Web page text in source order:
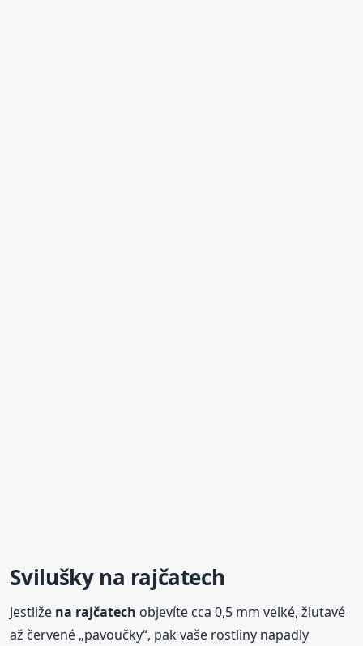
Svilušky na rajčatech
Jestliže na rajčatech objevíte cca 0,5 mm velké, žlutavé
až červené „pavoučky“, pak vaše rostliny napadly